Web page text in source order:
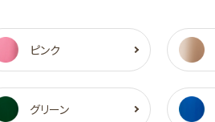
ピンク
グリーン